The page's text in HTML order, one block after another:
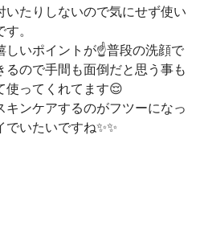
いたりしないので気にせず使い
。
しいポイントが☝️普段の洗顔で
ので手間も面倒だと思う事も
使ってくれてます😌
ンケアするのがフツーになっ
いたいですね✨✨